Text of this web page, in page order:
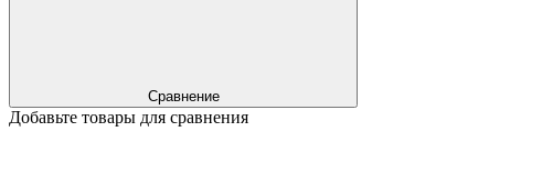
Сравнение
Добавьте товары для сравнения